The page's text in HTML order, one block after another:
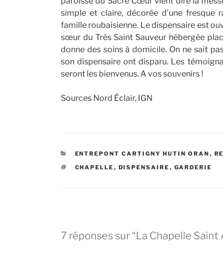
simple et claire, décorée d’une
famille roubaisienne. Le dispensaire est
sœur du Très Saint Sauveur hébergée
donne des soins à domicile. On ne sait
son dispensaire ont disparu. Les
seront les bienvenus. A vos souvenirs !
Sources Nord Éclair, IGN
CATÉGORIES
ENTREPONT CARTIGNY HUTIN ORAN ,
ÉTIQUETTES
CHAPELLE , DISPENSAIRE , GARDERIE
7 réponses sur “La Chapelle Saint